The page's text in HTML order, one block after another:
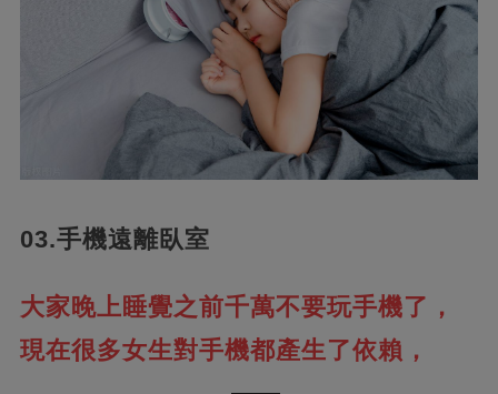
03.手機遠離臥室
大家晚上睡覺之前千萬不要玩手機了，
現在很多女生對手機都產生了依賴，